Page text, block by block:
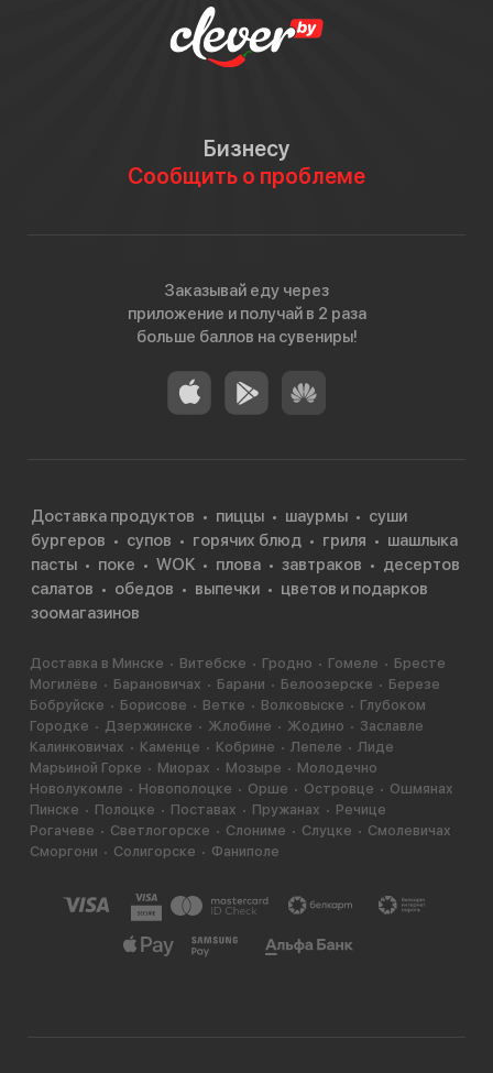
Бизнесу
Сообщить о проблеме
Заказывай еду через
приложение и получай в 2 раза
больше баллов на сувениры!
Доставка продуктов пиццы шаурмы
суши
бургеров
супов горячих блюд гриля
шашлыка
пасты
поке WOK плова завтраков
десертов
салатов
обедов выпечки
цветов и подарков
зоомагазинов
Доставка в Минске Витебске Гродно Гомеле
Бресте
Могилёве
Барановичах Барани Белоозерске
Березе
Бобруйске
Борисове Ветке Волковыске
Глубоком
Городке
Дзержинске Жлобине Жодино
Заславле
Калинковичах
Каменце Кобрине Лепеле
Лиде
Марьиной Горке
Миорах Мозыре
Молодечно
Новолукомле
Новополоцке Орше Островце
Ошмянах
Пинске
Полоцке Поставах Пружанах
Речице
Рогачеве
Светлогорске Слониме Слуцке
Смолевичах
Сморгони
Солигорске Фаниполе